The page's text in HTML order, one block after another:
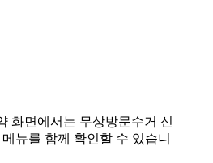
화면에서는 무상방문수거 신
뉴를 함께 확인할 수 있습니